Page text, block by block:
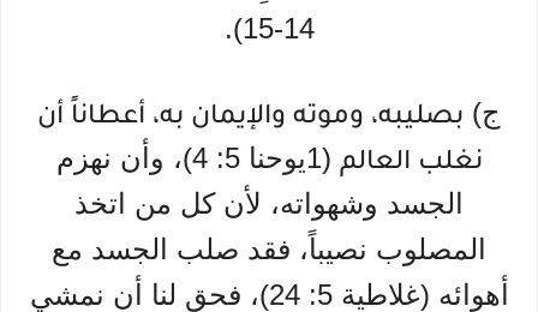
14-15).
ج) بصليبه، وموته والإيمان به، أعطاناً أن
نغلب العالم
(1يوحنا 5: 4)، وأن نهزم
الجسد وشهواته، لأن كل من اتخذ
المصلوب نصيباً، فقد صلب الجسد مع
أهوائه (غلاطية 5: 24)، فحق لنا أن نمشي